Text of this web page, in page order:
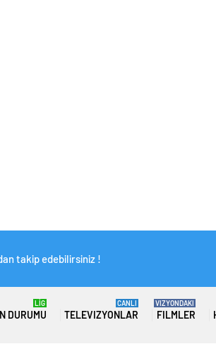
takip edebilirsiniz !
DURUMU
LİG
TELEVIZYONLAR
CANLI
FILMLER
VIZYONDAKI